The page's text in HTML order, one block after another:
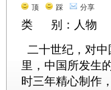
顶 踩 分享
类 别：人物
二十世纪，对
里，中国所发生
时三年精心制作